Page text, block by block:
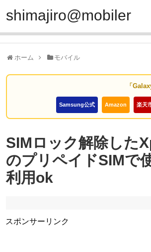
shimajiro@mobiler
ホーム モバイル
「
Samsung公式 Amazon 楽天
SIMロック解除した
のプリペイドSIMで
利用ok
スポンサーリンク